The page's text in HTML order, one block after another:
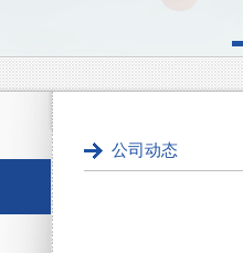
公司动态